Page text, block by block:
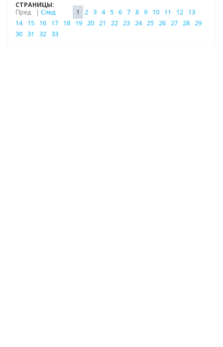
СТРАНИЦЫ:
Пред
| След 1 2 3 4 5 6 7 8 9 10 11 12
13
14
15 16 17 18 19 20 21 22 23 24 25 26 27 28 29
30 31 32 33